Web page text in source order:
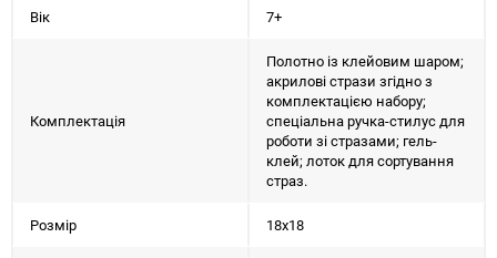
Вік 7+
Комплектація
Полотно із клейовим шаром;
акрилові стрази згідно з
комплектацією набору;
спеціальна ручка-стилус для
роботи зі стразами; гель-
клей; лоток для сортування
страз.
Розмір 18х18